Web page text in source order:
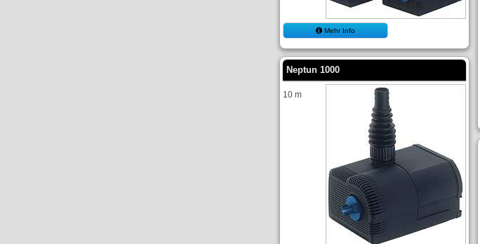
Mehr Info
Neptun 1000
10 m